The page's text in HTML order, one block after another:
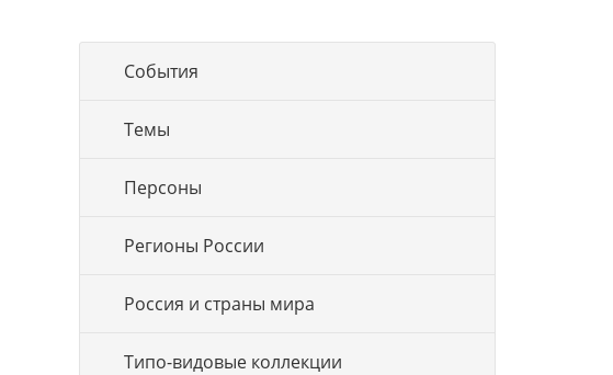
События
Темы
Персоны
Регионы России
Россия и страны мира
Типо-видовые коллекции